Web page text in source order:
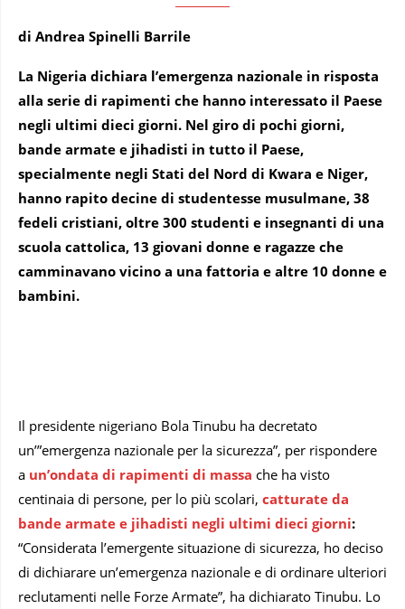
di Andrea Spinelli Barrile
La Nigeria dichiara l’emergenza nazionale in risposta
alla serie di rapimenti che hanno interessato il Paese
negli ultimi dieci giorni. Nel giro di pochi giorni,
bande armate e jihadisti in tutto il Paese,
specialmente negli Stati del Nord di Kwara e Niger,
hanno rapito decine di studentesse musulmane, 38
fedeli cristiani, oltre 300 studenti e insegnanti di una
scuola cattolica, 13 giovani donne e ragazze che
camminavano vicino a una fattoria e altre 10 donne e
bambini.
Il presidente nigeriano Bola Tinubu ha decretato
un’”emergenza nazionale per la sicurezza”, per rispondere
a un’ondata di rapimenti di massa che ha visto
centinaia di persone, per lo più scolari, catturate da
bande armate e jihadisti negli ultimi dieci giorni:
“Considerata l’emergente situazione di sicurezza, ho deciso
di dichiarare un’emergenza nazionale e di ordinare ulteriori
reclutamenti nelle Forze Armate”, ha dichiarato Tinubu. Lo